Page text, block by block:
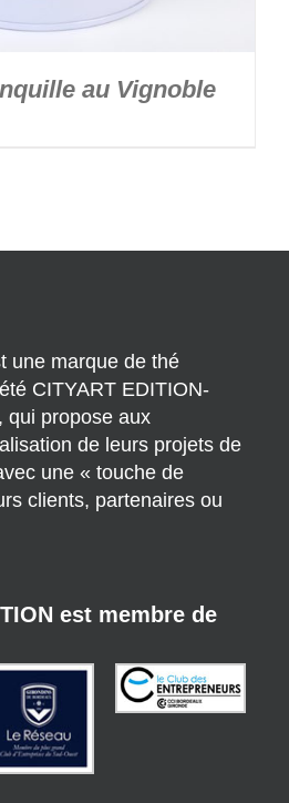
au Vignoble
une marque de thé
CITYART EDITION-
qui propose aux
de leurs projets de
une « touche de
clients, partenaires ou
est membre de